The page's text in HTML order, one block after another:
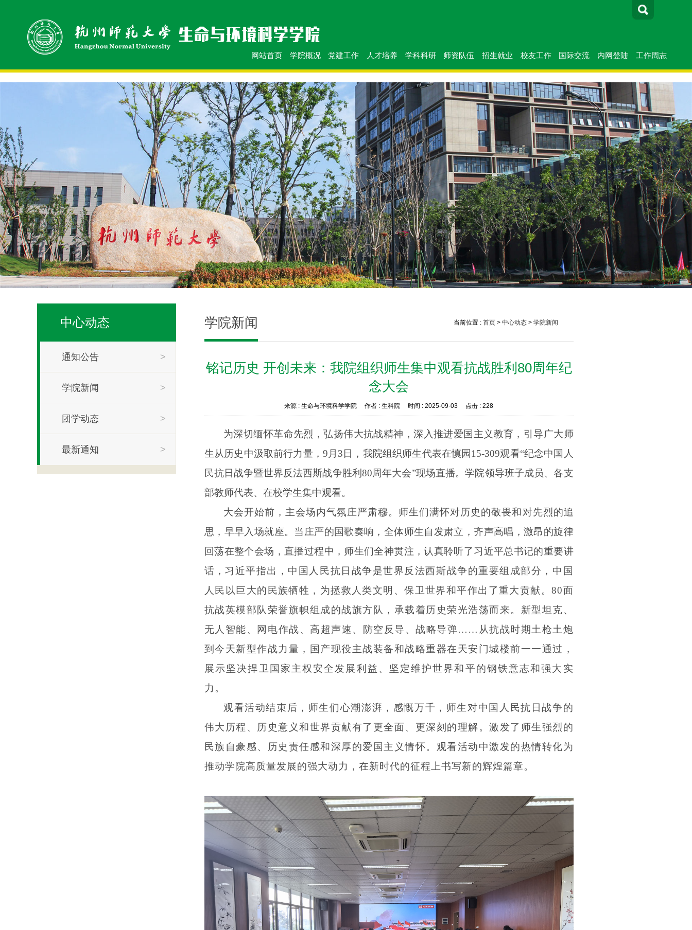
网站首页 学院概况 党建工作 人才培养 学科科研 师资队伍 招生就业 校友工作 国际交流 内网登陆 工作周志
中心动态
通知公告 >
学院新闻 >
团学动态 >
最新通知 >
学院新闻 当前位置 : 首页> 中心动态> 学院新闻
铭记历史 开创未来：我院组织师生集中观看抗战胜利80周年纪
念大会
来源 :生命与环境科学学院 作者 :生科院 时间 :2025-09-03 点击 :228
为深切缅怀革命先烈，弘扬伟大抗战精神，深入推进爱国主义教育，引导广大师
生从历史中汲取前行力量，9月3日，我院组织师生代表在慎园15-309观看“纪念中国人
民抗日战争暨世界反法西斯战争胜利80周年大会”现场直播。学院领导班子成员、各支
部教师代表、在校学生集中观看。
大会开始前，主会场内气氛庄严肃穆。师生们满怀对历史的敬畏和对先烈的追
思，早早入场就座。当庄严的国歌奏响，全体师生自发肃立，齐声高唱，激昂的旋律
回荡在整个会场，直播过程中，师生们全神贯注，认真聆听了习近平总书记的重要讲
话， 习近平指出，中国人民抗日战争是世界反法西斯战争的重要组成部分，中国
人民以巨大的民族牺牲，为拯救人类文明、保卫世界和平作出了重大贡献。80面
抗战英模部队荣誉旗帜组成的战旗方队，承载着历史荣光浩荡而来。新型坦克、
无人智能、网电作战、高超声速、防空反导、战略导弹……从抗战时期土枪土炮
到今天新型作战力量，国产现役主战装备和战略重器在天安门城楼前一一通过，
展示坚决捍卫国家主权安全发展利益、坚定维护世界和平的钢铁意志和强大实
力。
观看活动结束后，师生们心潮澎湃，感慨万千，师生对中国人民抗日战争的
伟大历程、历史意义和世界贡献有了更全面、更深刻的理解。激发了师生强烈的
民族自豪感、历史责任感和深厚的爱国主义情怀。观看活动中激发的热情转化为
推动学院高质量发展的强大动力，在新时代的征程上书写新的辉煌篇章。